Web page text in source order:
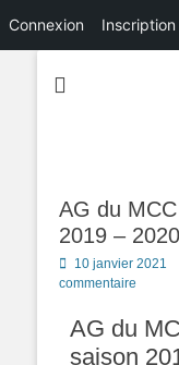
Connexion Inscription
AG du
2019 – 2020
10 janvier 2021
commentaire
AG du
saison